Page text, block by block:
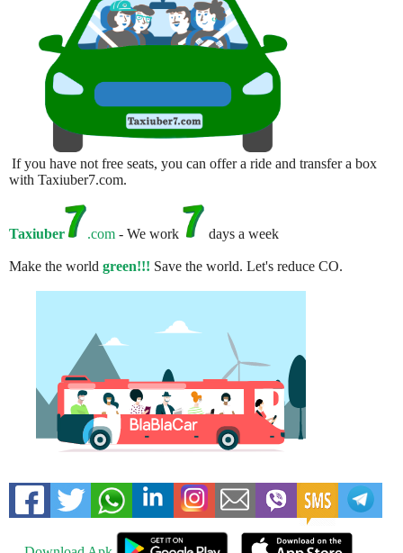
If you have not free seats, you can offer a ride and transfer a box
with Taxiuber7.com.
Taxiuber .com - We work days a week
Make the world green!!! Save the world. Let's reduce CO.